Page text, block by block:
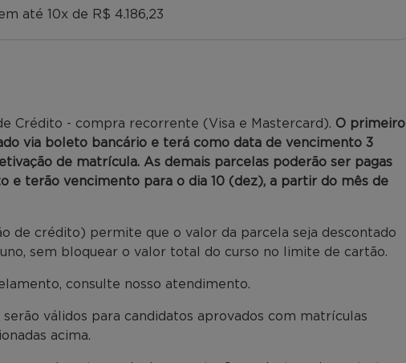
até 10x de R$ 4.186,23
Crédito - compra recorrente (Visa e Mastercard). O primeiro
via boleto bancário e terá como data de vencimento 3
de matrícula. As demais parcelas poderão ser pagas
e terão vencimento para o dia 10 (dez), a partir do mês de
de crédito) permite que o valor da parcela seja descontado
sem bloquear o valor total do curso no limite de cartão.
consulte nosso atendimento.
válidos para candidatos aprovados com matrículas
acima.